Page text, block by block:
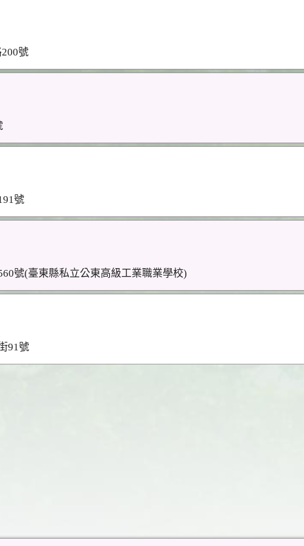
號
號
號(臺東縣私立公東高級工業職業學校)
91號